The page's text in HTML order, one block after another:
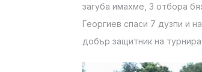
загуба имахме, 3 отбора
Георгиев спаси 7 дузпи и
добър защитник на турнира.